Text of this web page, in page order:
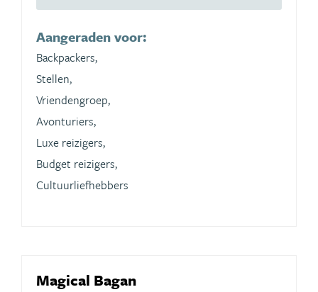
Aangeraden voor:
Backpackers,
Stellen,
Vriendengroep,
Avonturiers,
Luxe reizigers,
Budget reizigers,
Cultuurliefhebbers
Magical Bagan